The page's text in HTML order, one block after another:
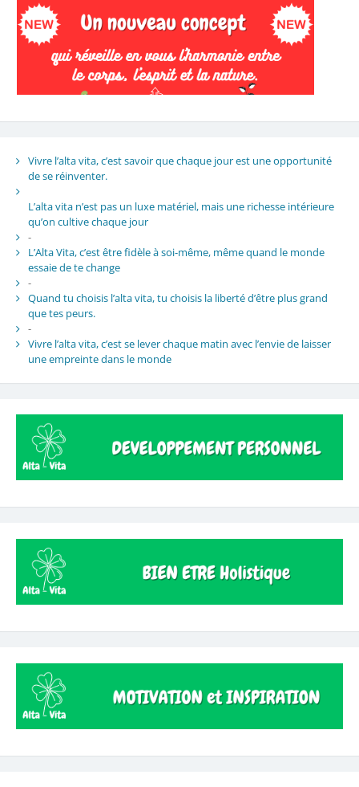
Vivre l’alta vita, c’est savoir que chaque jour est une opportunité
de se réinventer.
L’alta vita n’est pas un luxe matériel, mais une richesse intérieure
qu’on cultive chaque jour
-
L’Alta Vita, c’est être fidèle à soi-même, même quand le monde
essaie de te change
-
Quand tu choisis l’alta vita, tu choisis la liberté d’être plus grand
que tes peurs.
-
Vivre l’alta vita, c’est se lever chaque matin avec l’envie de laisser
une empreinte dans le monde